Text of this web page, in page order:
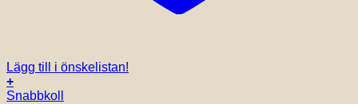
Lägg till i önskelistan!
+
Snabbkoll